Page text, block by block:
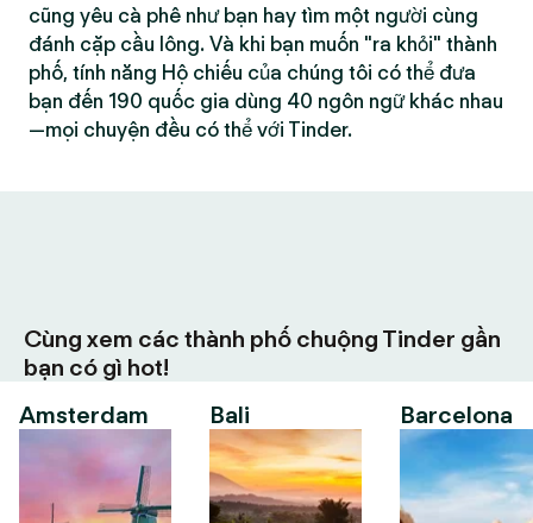
cũng yêu cà phê như bạn hay tìm một người cùng
đánh cặp cầu lông. Và khi bạn muốn "ra khỏi" thành
phố, tính năng Hộ chiếu của chúng tôi có thể đưa
bạn đến 190 quốc gia dùng 40 ngôn ngữ khác nhau
—mọi chuyện đều có thể với Tinder.
Cùng xem các thành phố chuộng Tinder gần
bạn có gì hot!
Amsterdam
Bali Barcelona